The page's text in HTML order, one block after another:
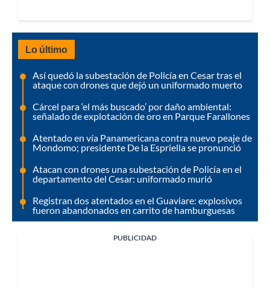
Lo último
Así quedó la subestación de Policía en Cesar tras el
ataque con drones que dejó un uniformado muerto
Cárcel para ‘el más buscado’ por daño ambiental:
señalado de explotación de oro en Parque Farallones
Atentado en vía Panamericana contra nuevo peaje de
Mondomo; presidente De la Espriella se pronunció
Atacan con drones una subestación de Policía en el
departamento del Cesar: uniformado murió
Registran dos atentados en el Guaviare: explosivos
fueron abandonados en carrito de hamburguesas
PUBLICIDAD